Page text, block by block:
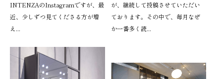
INTENZAのInstagramですが、最
近、少しずつ見てくださる方が増
え...
が、継続して投稿させていただい
ております。その中で、毎月なぜ
か一番多く読...